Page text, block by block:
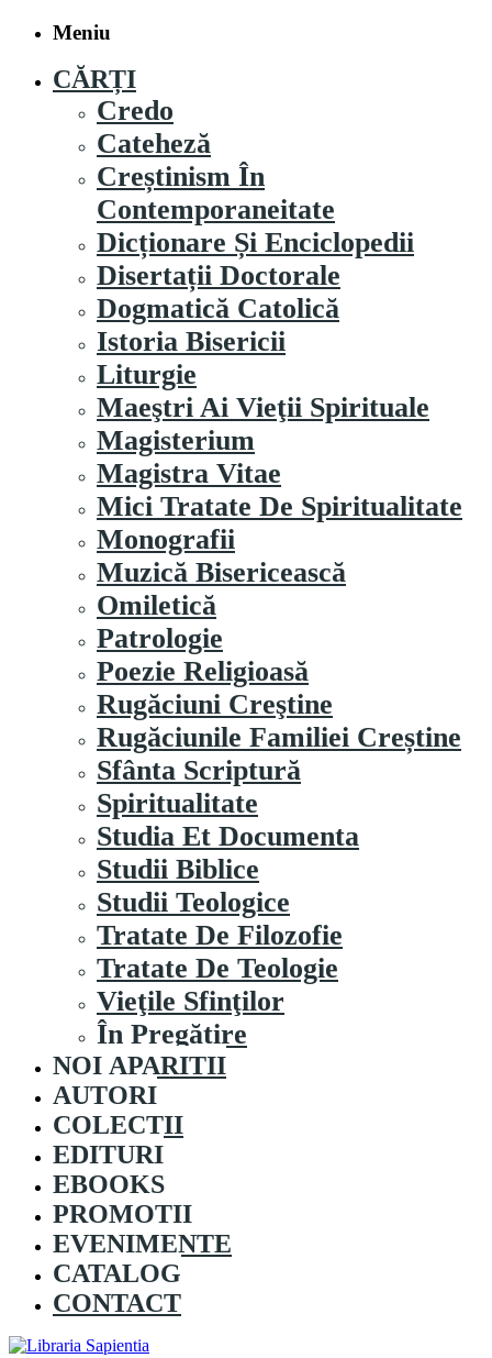
Meniu
CĂRȚI
Credo
Cateheză
Creștinism În
Contemporaneitate
Dicționare Și Enciclopedii
Disertații Doctorale
Dogmatică Catolică
Istoria Bisericii
Liturgie
Maeştri Ai Vieţii Spirituale
Magisterium
Magistra Vitae
Mici Tratate De Spiritualitate
Monografii
Muzică Bisericească
Omiletică
Patrologie
Poezie Religioasă
Rugăciuni Creştine
Rugăciunile Familiei Creștine
Sfânta Scriptură
Spiritualitate
Studia Et Documenta
Studii Biblice
Studii Teologice
Tratate De Filozofie
Tratate De Teologie
Vieţile Sfinţilor
În Pregătire
NOI APARITII
AUTORI
COLECȚII
EDITURI
EBOOKS
PROMOȚII
EVENIMENTE
CATALOG
CONTACT